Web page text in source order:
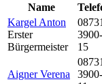
Name
Kargel Anton
Erster
Bürgermeister
08731
3900-
15
Aigner Verena
08731
3900-